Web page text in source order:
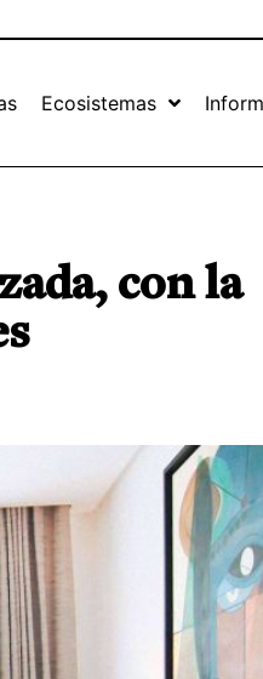
Ecosistemas
con la